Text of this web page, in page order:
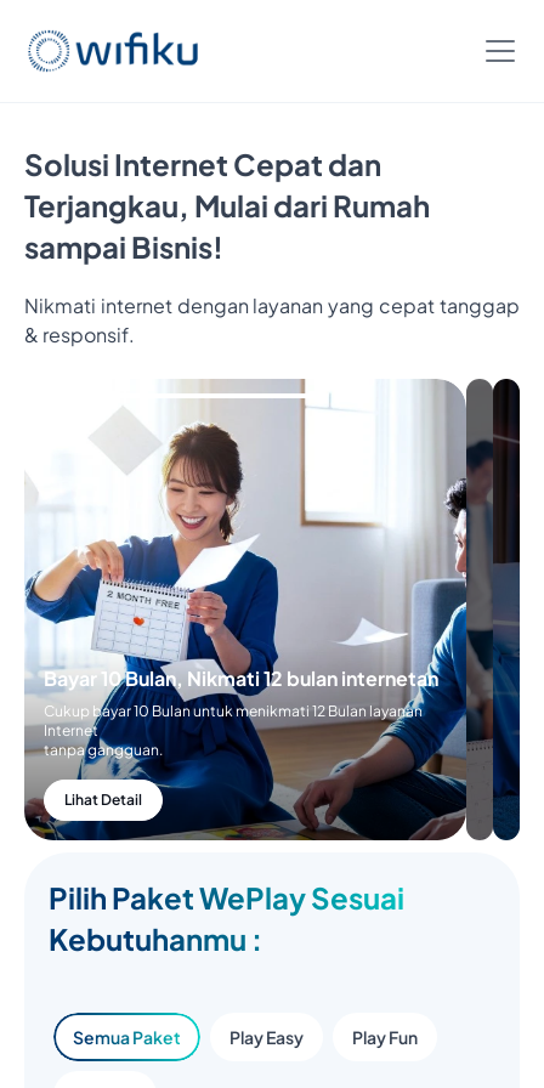
Solusi Internet Cepat dan
Terjangkau, Mulai dari Rumah
sampai Bisnis!
Nikmati internet dengan layanan yang cepat tanggap
& responsif.
Bayar 10 Bulan, Nikmati 12 bulan internetan
Cukup bayar 10 Bulan untuk menikmati 12 Bulan layanan
Internet
tanpa gangguan.
Lihat Detail
Pilih Paket WePlay Sesuai
Kebutuhanmu :
Semua Paket Play Easy Play Fun